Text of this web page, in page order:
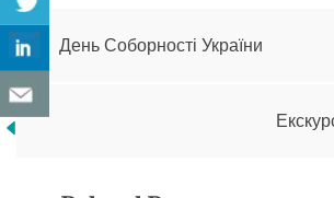
Навігація
записів
День Соборності України